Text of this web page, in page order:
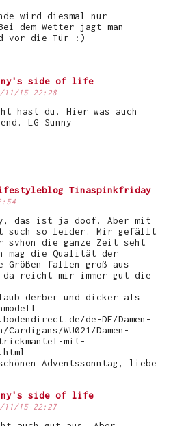
wird diesmal nur
dem Wetter jagt man
vor die Tür :)
side of life
11/15 22:28
hast du. Hier was auch
LG Sunny
Tinaspinkfriday
das ist ja doof. Aber mit
such so leider. Mir gefällt
svhon die ganze Zeit seht
mag die Qualität der
Größen fallen groß aus
reicht mir immer gut die
derber und dicker als
de-DE/Damen-
WU021/Damen-
mit-
Adventssonntag, liebe
side of life
11/15 22:27